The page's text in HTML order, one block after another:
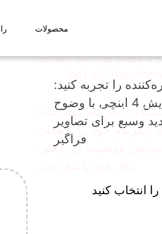
محصولات
Saturn 40: the sleek 4-
را تجربه کنید:
صفحه نمایش 4 اینچی با وضوح
دید وسیع برای تصاویر
فراگیر
اینترکام پیشرفته:
خود را با همان
هوشمند از راحتی
انتخاب کنید